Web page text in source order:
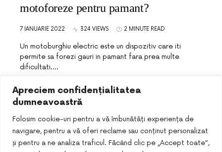
Apreciem confidențialitatea
dumneavoastră
Folosim cookie-uri pentru a vă îmbunătăți experiența de
navigare, pentru a vă oferi reclame sau conținut personalizat
și pentru a ne analiza traficul. Făcând clic pe „Accept toate”,
motoforeze pentru pamant?
7 IANUARIE 2022 324 VIEWS 2 MINUTE READ
Un motoburghiu electric este un dispozitiv care iti
permite sa forezi gauri in pamant fara prea multe
dificultati.…